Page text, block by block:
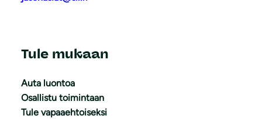
Tule mukaan
Auta luontoa
Osallistu toimintaan
Tule vapaaehtoiseksi